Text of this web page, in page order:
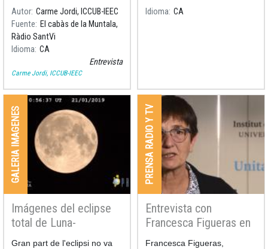
satélite con Antònia Caño de
Ràdio Santvi.
Autor Carme Jordi, ICCUB-IEEC
Fuente
El cabàs de la Muntala,
Ràdio SantVi
Idioma CA
Entrevista
Carme Jordi, ICCUB-IEEC
Idioma CA
GALERIA IMAGENES
Imágenes del eclipse
total de Luna-
retransmisión
Gran part de l'eclipsi no va
PRENSA RADIO Y TV
Entrevista con
Francesca Figueras en
RNE
Francesca Figueras,